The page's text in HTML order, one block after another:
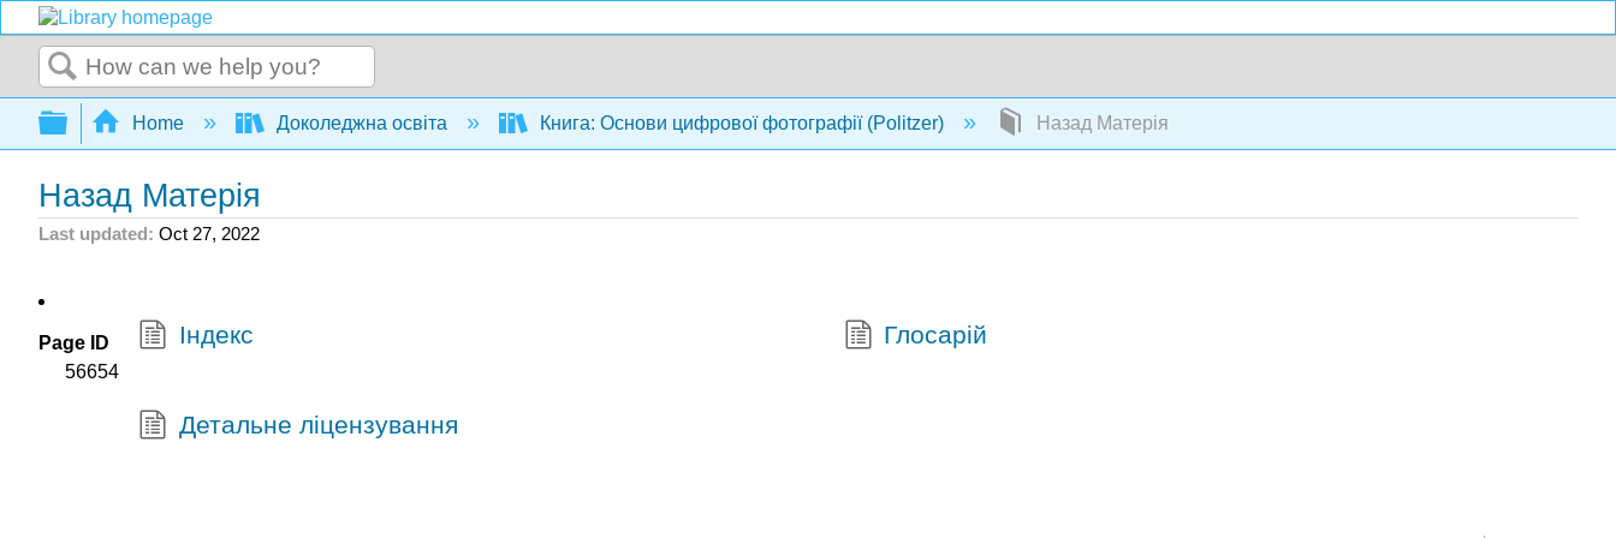
Search
Expand/collapse global hierarchy
Home Доколеджна освіта Книга: Основи цифрової фотографії (Politzer) Назад Матерія
Назад Матерія
Last updated Oct 27, 2022
Page ID
56654
Індекс Глосарій
Детальне ліцензування